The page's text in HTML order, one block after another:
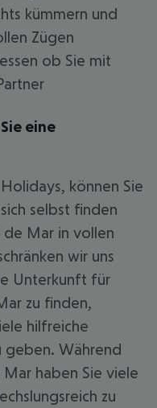
kümmern und
Zügen
ob Sie mit
eine
können Sie
selbst finden
de Mar in vollen
wir uns
Unterkunft für
zu finden,
hilfreiche
geben. Während
haben Sie viele
zu